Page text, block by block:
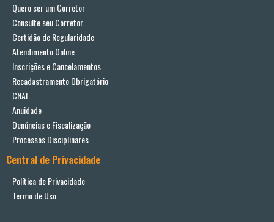
Quero ser um Corretor
Consulte seu Corretor
Certidão de Regularidade
Atendimento Online
Inscrições e Cancelamentos
Recadastramento Obrigatório
CNAI
Anuidade
Denúncias e Fiscalização
Processos Disciplinares
Central de Privacidade
Política de Privacidade
Termo de Uso